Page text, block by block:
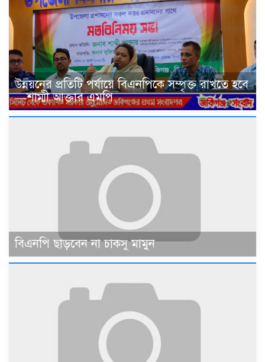
উন্নয়নের প্রতিটি পর্যায়ে বিএনপিকে সম্পৃক্ত রাখতে হবে
—শাম্মী আক্তার এমপি
বিএনপি ছাড়বেন না চাকসু মামুন